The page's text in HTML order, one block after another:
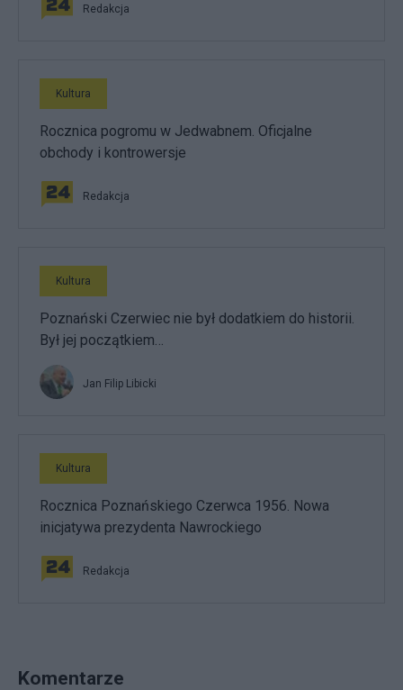
Redakcja
Kultura
Rocznica pogromu w Jedwabnem. Oficjalne
obchody i kontrowersje
Redakcja
Kultura
Poznański Czerwiec nie był dodatkiem do historii.
Był jej początkiem…
Jan Filip Libicki
Kultura
Rocznica Poznańskiego Czerwca 1956. Nowa
inicjatywa prezydenta Nawrockiego
Redakcja
Komentarze